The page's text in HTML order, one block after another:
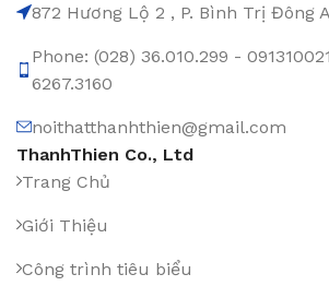
872 Hương Lộ 2 , P. Bình Trị Đông
Phone: (028) 36.010.299 -
6267.3160
noithatthanhthien@gmail.com
ThanhThien Co., Ltd
Trang Chủ
Giới Thiệu
Công trình tiêu biểu